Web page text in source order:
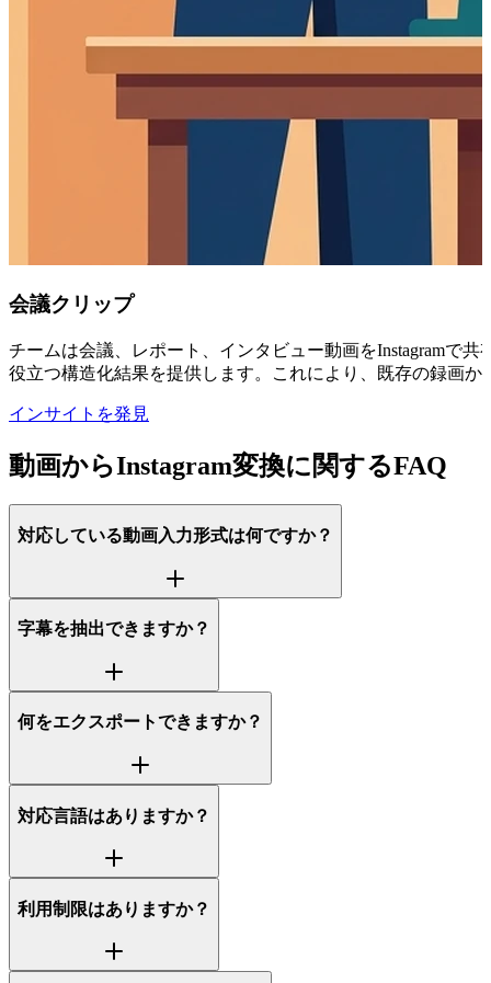
会議クリップ
チームは会議、レポート、インタビュー動画をInstagramで
役立つ構造化結果を提供します。これにより、既存の録画
インサイトを発見
動画からInstagram変換に関するFAQ
対応している動画入力形式は何ですか？
字幕を抽出できますか？
何をエクスポートできますか？
対応言語はありますか？
利用制限はありますか？